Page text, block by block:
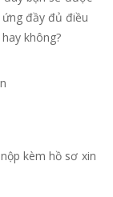
đầy đủ điều
không?
kèm hồ sơ xin